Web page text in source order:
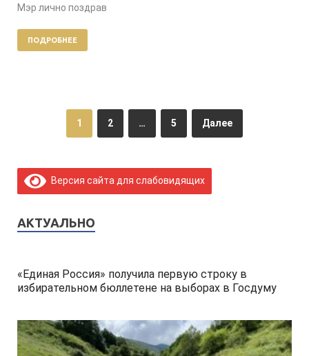
Мэр лично поздрав
ПОДРОБНЕЕ
1 2 … 5 Далее
Версия сайта для слабовидящих
АКТУАЛЬНО
«Единая Россия» получила первую строку в
избирательном бюллетене на выборах в Госдуму